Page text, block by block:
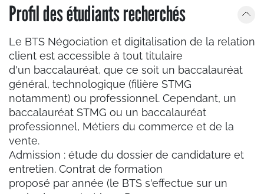
Profil des étudiants recherchés
Le BTS Négociation et digitalisation de la relation
client est accessible à tout titulaire
d'un baccalauréat, que ce soit un baccalauréat
général, technologique (filière STMG
notamment) ou professionnel. Cependant, un
baccalauréat STMG ou un baccalauréat
professionnel, Métiers du commerce et de la
vente.
Admission : étude du dossier de candidature et
entretien. Contrat de formation
proposé par année (le BTS s'effectue sur un